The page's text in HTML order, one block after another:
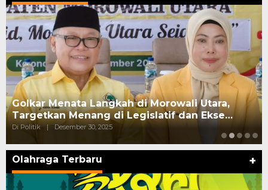
Golkar Menata Langkah di Morowali Utara,
Targetkan Menang di Legislatif dan Ekse…
Di Politik | Desember 30, 2025
Olahraga Terbaru +